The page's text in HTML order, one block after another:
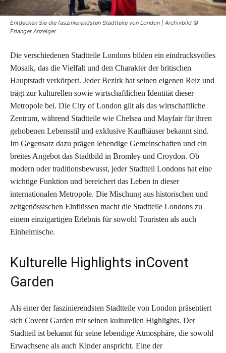
Entdecken Sie die faszinierendsten Stadtteile von London | Archivbild ©
Erlanger Anzeiger
Die verschiedenen Stadtteile Londons bilden ein eindrucksvolles
Mosaik, das die Vielfalt und den Charakter der britischen
Hauptstadt verkörpert. Jeder Bezirk hat seinen eigenen Reiz und
trägt zur kulturellen sowie wirtschaftlichen Identität dieser
Metropole bei. Die City of London gilt als das wirtschaftliche
Zentrum, während Stadtteile wie Chelsea und Mayfair für ihren
gehobenen Lebensstil und exklusive Kaufhäuser bekannt sind.
Im Gegensatz dazu prägen lebendige Gemeinschaften und ein
breites Angebot das Stadtbild in Bromley und Croydon. Ob
modern oder traditionsbewusst, jeder Stadtteil Londons hat eine
wichtige Funktion und bereichert das Leben in dieser
internationalen Metropole. Die Mischung aus historischen und
zeitgenössischen Einflüssen macht die Stadtteile Londons zu
einem einzigartigen Erlebnis für sowohl Touristen als auch
Einheimische.
Kulturelle Highlights inCovent
Garden
Als einer der faszinierendsten Stadtteile von London präsentiert
sich Covent Garden mit seinen kulturellen Highlights. Der
Stadtteil ist bekannt für seine lebendige Atmosphäre, die sowohl
Erwachsene als auch Kinder anspricht. Eine der